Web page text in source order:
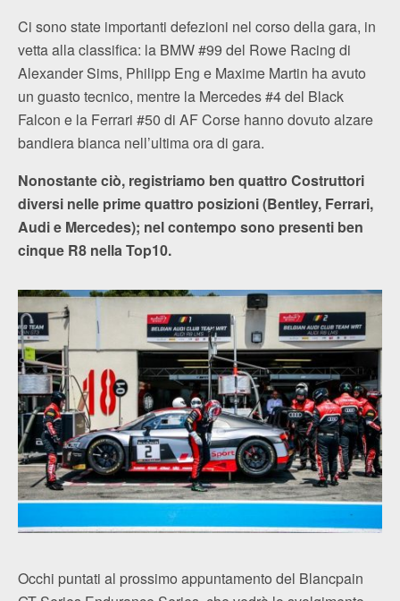
Ci sono state importanti defezioni nel corso della gara, in
vetta alla classifica: la BMW #99 del Rowe Racing di
Alexander Sims, Philipp Eng e Maxime Martin ha avuto
un guasto tecnico, mentre la Mercedes #4 del Black
Falcon e la Ferrari #50 di AF Corse hanno dovuto alzare
bandiera bianca nell’ultima ora di gara.
Nonostante ciò, registriamo ben quattro Costruttori
diversi nelle prime quattro posizioni (Bentley, Ferrari,
Audi e Mercedes); nel contempo sono presenti ben
cinque R8 nella Top10.
Occhi puntati al prossimo appuntamento del Blancpain